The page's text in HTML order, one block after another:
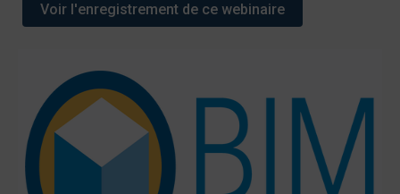
Voir l'enregistrement de ce webinaire